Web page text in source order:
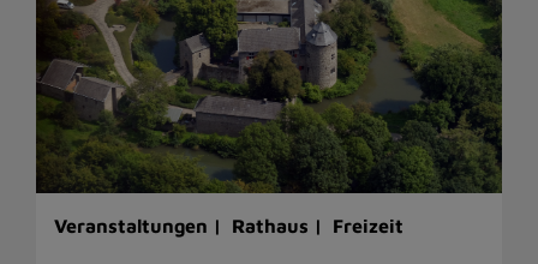
Veranstaltungen | Rathaus | Freizeit